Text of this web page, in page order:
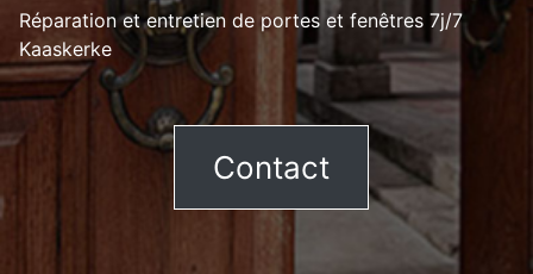
Réparation et entretien de portes et fenêtres 7j/7
Kaaskerke
Contact